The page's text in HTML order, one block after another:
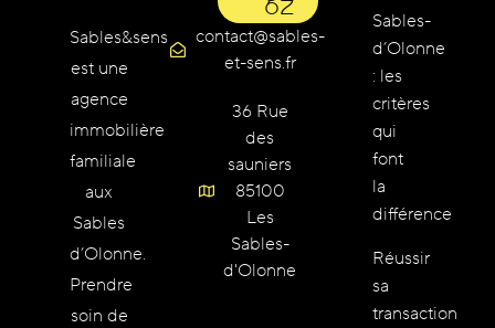
Sables&sens
est une
agence
immobilière
familiale
aux
Sables
d’Olonne.
Prendre
soin de
contact@sables-
et-sens.fr
36 Rue
des
sauniers
85100
Les
Sables-
d'Olonne
Sables-
d’Olonne
: les
critères
qui
font
la
différence
Réussir
sa
transaction